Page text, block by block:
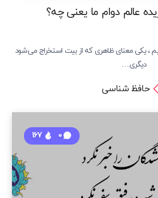
عالم دوام ما یعنی چه؟
، یکی معنای ظاهری که از بیت استخراج می‌شود
دیگری…
حافظ شناسی
0
167